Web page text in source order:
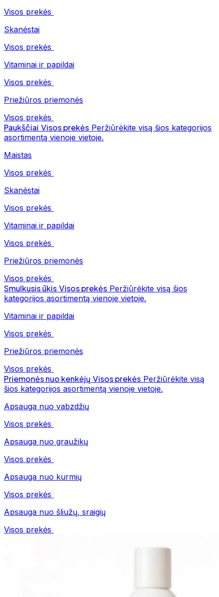
Visos prekės
Skanėstai
Visos prekės
Vitaminai ir papildai
Visos prekės
Priežiūros priemonės
Visos prekės
Paukščiai Visos prekės Peržiūrėkite visą šios kategorijos
asortimentą vienoje vietoje.
Maistas
Visos prekės
Skanėstai
Visos prekės
Vitaminai ir papildai
Visos prekės
Priežiūros priemonės
Visos prekės
Smulkusis ūkis Visos prekės Peržiūrėkite visą šios
kategorijos asortimentą vienoje vietoje.
Vitaminai ir papildai
Visos prekės
Priežiūros priemonės
Visos prekės
Priemonės nuo kenkėjų Visos prekės Peržiūrėkite visą
šios kategorijos asortimentą vienoje vietoje.
Apsauga nuo vabzdžių
Visos prekės
Apsauga nuo graužikų
Visos prekės
Apsauga nuo kurmių
Visos prekės
Apsauga nuo šliužų, sraigių
Visos prekės